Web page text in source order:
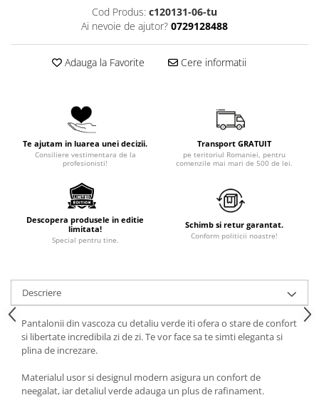
Cod Produs: c120131-06-tu
Ai nevoie de ajutor? 0729128488
Adauga la Favorite Cere informatii
Te ajutam in luarea unei decizii.
Consiliere vestimentara de la
profesionisti!
Transport GRATUIT
pe teritoriul Romaniei, pentru
comenzile mai mari de 500 de lei.
Descopera produsele in editie
limitata!
Special pentru tine.
Schimb si retur garantat.
Conform politicii noastre!
Descriere
Pantalonii din vascoza cu detaliu verde iti ofera o stare de confort
si libertate incredibila zi de zi. Te vor face sa te simti eleganta si
plina de increzare.
Materialul usor si designul modern asigura un confort de
neegalat, iar detaliul verde adauga un plus de rafinament.